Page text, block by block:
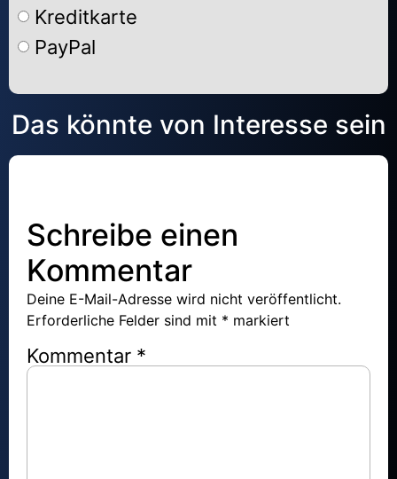
Kreditkarte
PayPal
Alternative:
Das könnte von Interesse sein
Schreibe einen
Kommentar
Deine E-Mail-Adresse wird nicht veröffentlicht.
Erforderliche Felder sind mit * markiert
Kommentar *